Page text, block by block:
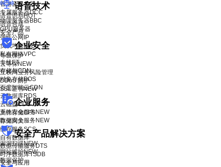
语音技术
语音识别 HOT
语音合成
安全产品
企业安全
等级保护
云等保NEW
互联网业务风险管理
DDoS 防护
SSL证书NEW
企业服务
系统安全服务NEW
数据安全服务 NEW
安全产品解决方案
漏洞扫描NEW
网站维护NEW
数据保护
香港云服务器
专属服务器DCC
物理服务器BBC
GPU服务器
弹性公网IP
负载均衡BLB
私有网络VPC
专线ET
存储与CDN
对象存储BOS
百度智能云CDN
云数据库RDS
云磁盘CDS
文件存储CFS
存储网关
缓存服务SCS
自有数据库
数据传输服务DTS
时序数据库TSDB
安全与应用